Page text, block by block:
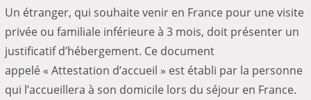
Un étranger, qui souhaite venir en France pour une visite
privée ou familiale inférieure à 3 mois, doit présenter un
justificatif d’hébergement. Ce document
appelé « Attestation d’accueil » est établi par la personne
qui l’accueillera à son domicile lors du séjour en France.